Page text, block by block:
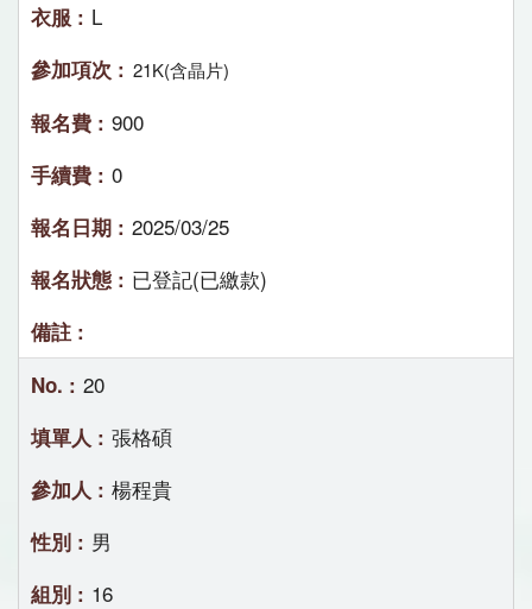
L
21K(含晶片)
900
0
2025/03/25
已登記(已繳款)
20
張格碩
楊程貴
男
16